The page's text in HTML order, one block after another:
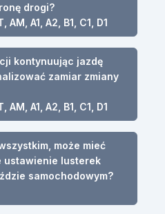
drogi?
A1, A2, B1, C1, D1
kontynuując jazdę
zamiar zmiany
A1, A2, B1, C1, D1
może mieć
ustawienie lusterek
samochodowym?